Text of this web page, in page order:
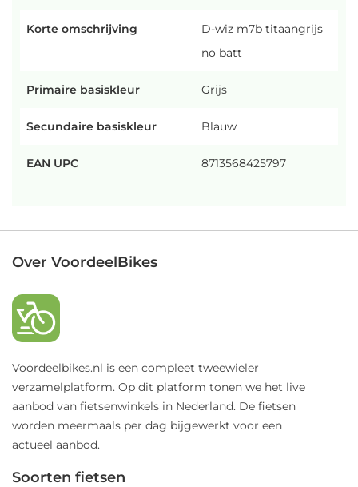
Korte omschrijving
D-wiz m7b titaangrijs
no batt
Primaire basiskleur Grijs
Secundaire basiskleur Blauw
EAN UPC 8713568425797
Over VoordeelBikes
Voordeelbikes.nl is een compleet tweewieler
verzamelplatform. Op dit platform tonen we het live
aanbod van fietsenwinkels in Nederland. De fietsen
worden meermaals per dag bijgewerkt voor een
actueel aanbod.
Soorten fietsen